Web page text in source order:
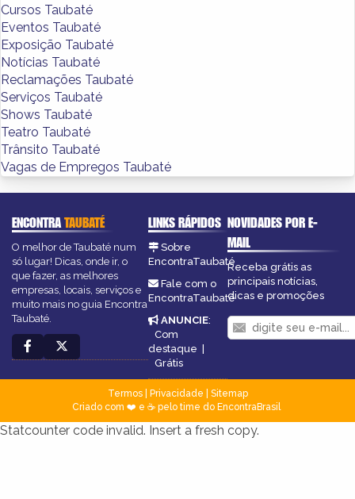
Cursos Taubaté
Eventos Taubaté
Exposição Taubaté
Notícias Taubaté
Reclamações Taubaté
Serviços Taubaté
Shows Taubaté
Teatro Taubaté
Trânsito Taubaté
Vagas de Empregos Taubaté
ENCONTRATAUBATÉ
O melhor de Taubaté num
só lugar! Dicas, onde ir, o
que fazer, as melhores
empresas, locais, serviços e
muito mais no guia Encontra
Taubaté.
LINKS RÁPIDOS
Sobre
EncontraTaubaté
Fale com o
EncontraTaubaté
ANUNCIE:
Com
destaque |
Grátis
NOVIDADES POR E-
MAIL
Receba grátis as
principais notícias,
dicas e promoções
Termos| Privacidade
Sitemap
Criado com ❤️ e ☕ pelo time do EncontraBrasil
Statcounter code invalid. Insert a fresh copy.